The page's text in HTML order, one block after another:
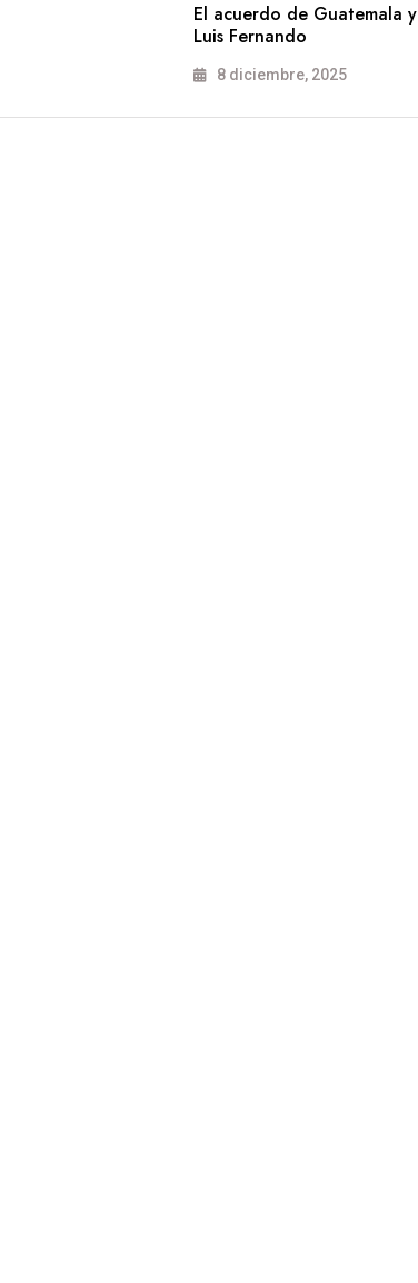
El acuerdo de Guatemala y
Luis Fernando
8 diciembre, 2025